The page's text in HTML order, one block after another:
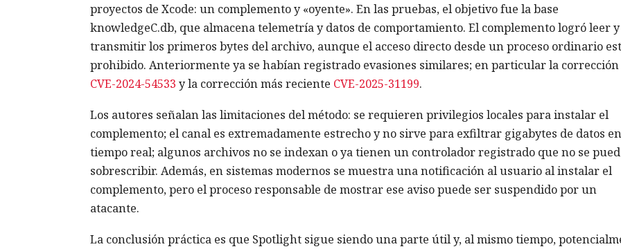
proyectos de Xcode: un complemento y «oyente». En las pruebas, el objetivo fue la base
knowledgeC.db, que almacena telemetría y datos de comportamiento. El complemento logró leer y
transmitir los primeros bytes del archivo, aunque el acceso directo desde un proceso ordinario
prohibido. Anteriormente ya se habían registrado evasiones similares; en particular la corrección
CVE-2024-54533 y la corrección más reciente CVE-2025-31199.
Los autores señalan las limitaciones del método: se requieren privilegios locales para instalar el
complemento; el canal es extremadamente estrecho y no sirve para exfiltrar gigabytes de datos en
tiempo real; algunos archivos no se indexan o ya tienen un controlador registrado que no se
sobrescribir. Además, en sistemas modernos se muestra una notificación al usuario al instalar el
complemento, pero el proceso responsable de mostrar ese aviso puede ser suspendido por un
atacante.
La conclusión práctica es que Spotlight sigue siendo una parte útil y, al mismo tiempo,